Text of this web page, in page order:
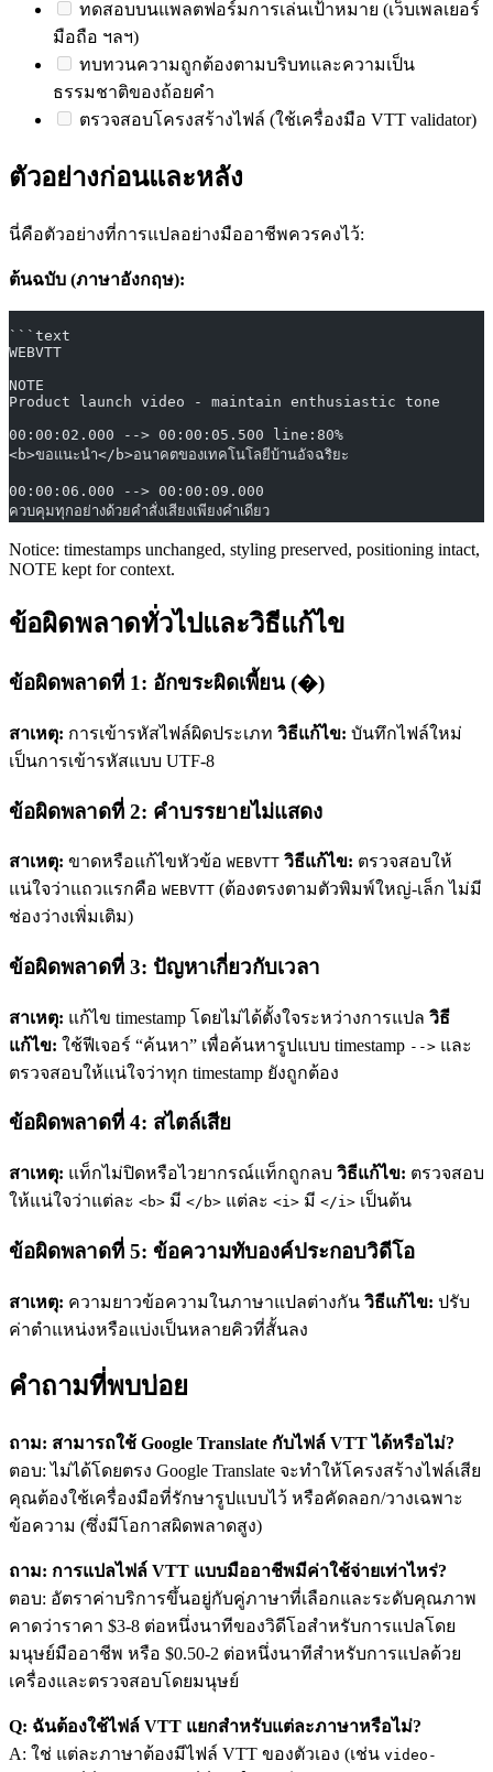
ทดสอบบนแพลตฟอร์มการเล่นเป้าหมาย (เว็บเพลเยอร์
มือถือ ฯลฯ)
ทบทวนความถูกต้องตามบริบทและความเป็น
ธรรมชาติของถ้อยคำ
ตรวจสอบโครงสร้างไฟล์ (ใช้เครื่องมือ VTT validator)
ตัวอย่างก่อนและหลัง
นี่คือตัวอย่างที่การแปลอย่างมืออาชีพควรคงไว้:
ต้นฉบับ (ภาษาอังกฤษ):
```text
WEBVTT
NOTE
Product launch video - maintain enthusiastic tone
00:00:02.000 --> 00:00:05.500 line:80%
<b>ขอแนะนำ</b>อนาคตของเทคโนโลยีบ้านอัจฉริยะ
00:00:06.000 --> 00:00:09.000
ควบคุมทุกอย่างด้วยคำสั่งเสียงเพียงคำเดียว
Notice: timestamps unchanged, styling preserved, positioning intact,
NOTE kept for context.
ข้อผิดพลาดทั่วไปและวิธีแก้ไข
ข้อผิดพลาดที่ 1: อักขระผิดเพี้ยน (�)
สาเหตุ: การเข้ารหัสไฟล์ผิดประเภท วิธีแก้ไข: บันทึกไฟล์ใหม่
เป็นการเข้ารหัสแบบ UTF-8
ข้อผิดพลาดที่ 2: คำบรรยายไม่แสดง
สาเหตุ: ขาดหรือแก้ไขหัวข้อ WEBVTT วิธีแก้ไข: ตรวจสอบให้
แน่ใจว่าแถวแรกคือ WEBVTT (ต้องตรงตามตัวพิมพ์ใหญ่-เล็ก ไม่มี
ช่องว่างเพิ่มเติม)
ข้อผิดพลาดที่ 3: ปัญหาเกี่ยวกับเวลา
สาเหตุ: แก้ไข timestamp โดยไม่ได้ตั้งใจระหว่างการแปล วิธี
แก้ไข: ใช้ฟีเจอร์ “ค้นหา” เพื่อค้นหารูปแบบ timestamp --> และ
ตรวจสอบให้แน่ใจว่าทุก timestamp ยังถูกต้อง
ข้อผิดพลาดที่ 4: สไตล์เสีย
สาเหตุ: แท็กไม่ปิดหรือไวยากรณ์แท็กถูกลบ วิธีแก้ไข: ตรวจสอบ
ให้แน่ใจว่าแต่ละ <b> มี </b> แต่ละ <i> มี </i> เป็นต้น
ข้อผิดพลาดที่ 5: ข้อความทับองค์ประกอบวิดีโอ
สาเหตุ: ความยาวข้อความในภาษาแปลต่างกัน วิธีแก้ไข: ปรับ
ค่าตำแหน่งหรือแบ่งเป็นหลายคิวที่สั้นลง
คำถามที่พบบ่อย
ถาม: สามารถใช้ Google Translate กับไฟล์ VTT ได้หรือไม่?
ตอบ: ไม่ได้โดยตรง Google Translate จะทำให้โครงสร้างไฟล์เสีย
คุณต้องใช้เครื่องมือที่รักษารูปแบบไว้ หรือคัดลอก/วางเฉพาะ
ข้อความ (ซึ่งมีโอกาสผิดพลาดสูง)
ถาม: การแปลไฟล์ VTT แบบมืออาชีพมีค่าใช้จ่ายเท่าไหร่?
ตอบ: อัตราค่าบริการขึ้นอยู่กับคู่ภาษาที่เลือกและระดับคุณภาพ
คาดว่าราคา $3-8 ต่อหนึ่งนาทีของวิดีโอสำหรับการแปลโดย
มนุษย์มืออาชีพ หรือ $0.50-2 ต่อหนึ่งนาทีสำหรับการแปลด้วย
เครื่องและตรวจสอบโดยมนุษย์
Q: ฉันต้องใช้ไฟล์ VTT แยกสำหรับแต่ละภาษาหรือไม่?
A: ใช่ แต่ละภาษาต้องมีไฟล์ VTT ของตัวเอง (เช่น video-